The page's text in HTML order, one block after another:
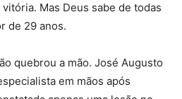
Mas Deus sabe de todas
de 29 anos.
quebrou a mão. José Augusto
em mãos após